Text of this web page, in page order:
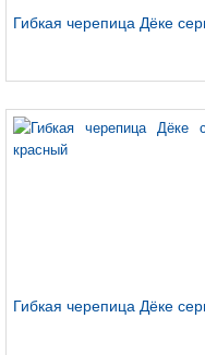
Гибкая черепица Дёке
Гибкая черепица Дёке